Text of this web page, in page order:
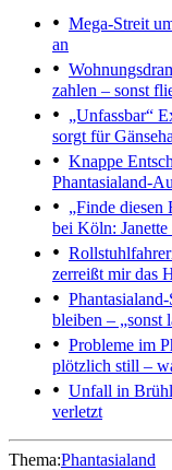
Mega-Streit
an
zahlen – sonst
„Unfassbar“
sorgt für
Knappe
Phantasialand-
„Finde diesen
bei Köln:
zerreißt mir das
bleiben – „sonst
Probleme im
plötzlich still –
Unfall in Brühl
verletzt
Thema:Phantasialand